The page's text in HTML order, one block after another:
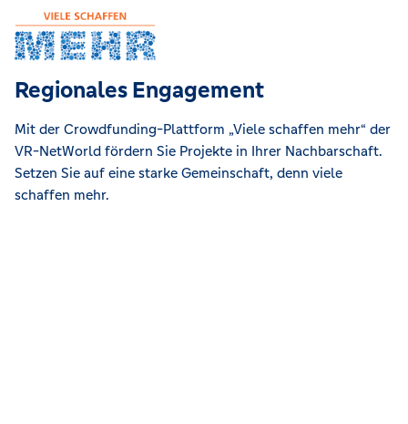
Regionales Engagement
Mit der Crowdfunding-Plattform „Viele schaffen mehr“ der
VR-NetWorld fördern Sie Projekte in Ihrer Nachbarschaft.
Setzen Sie auf eine starke Gemeinschaft, denn viele
schaffen mehr.